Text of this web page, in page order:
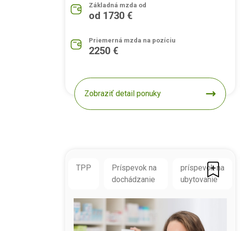
Základná mzda od
od 1730 €
Priemerná mzda na pozíciu
2250 €
Zobraziť detail ponuky
TPP
Príspevok na
dochádzanie
príspevok na
ubytovanie